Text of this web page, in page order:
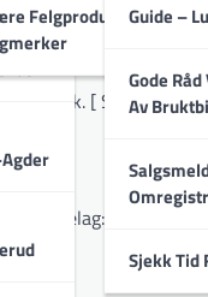
FelgprodusenterGuide –
Gode
Av
Sjekk Tid
dekk. [ Sør-
Trondheim ]